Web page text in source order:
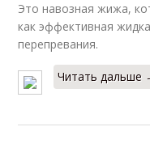
Это навозная жижа,
как эффективная
перепревания.
Читать дальше